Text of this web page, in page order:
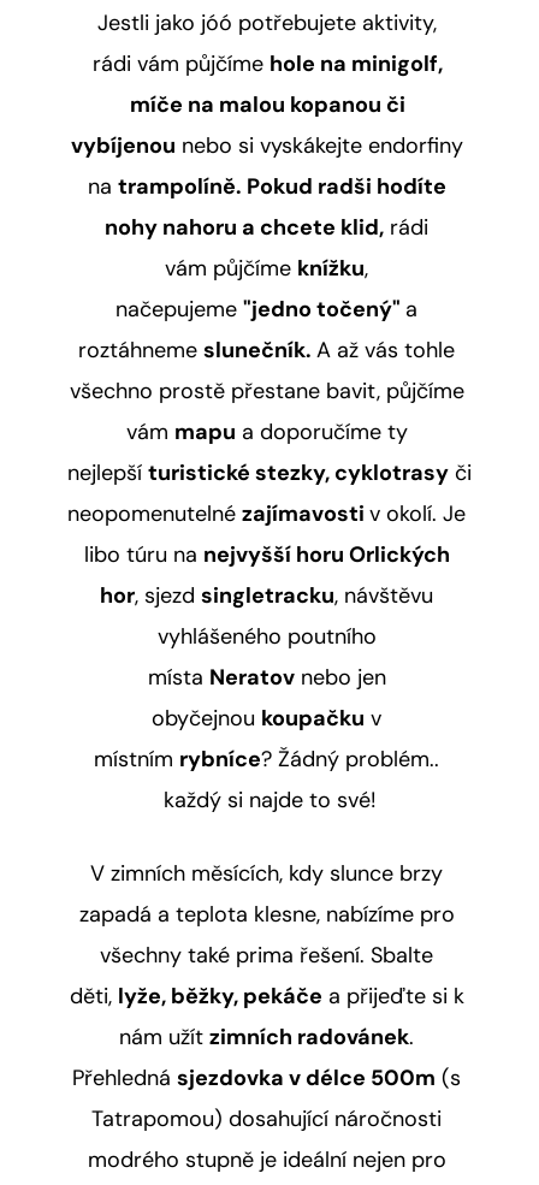
Jestli jako jóó potřebujete aktivity,
rádi vám půjčíme hole na minigolf,
míče na malou kopanou či
vybíjenou nebo si vyskákejte endorfiny
na trampolíně. Pokud radši hodíte
nohy nahoru a chcete klid, rádi
vám půjčíme knížku,
načepujeme "jedno točený" a
roztáhneme slunečník. A až vás tohle
všechno prostě přestane bavit, půjčíme
vám mapu a doporučíme ty
nejlepší turistické stezky, cyklotrasy či
neopomenutelné zajímavosti v okolí. Je
libo túru na nejvyšší horu Orlických
hor, sjezd singletracku, návštěvu
vyhlášeného poutního
místa Neratov nebo jen
obyčejnou koupačku v
místním rybníce? Žádný problém..
každý si najde to své!
V zimních měsících, kdy slunce brzy
zapadá a teplota klesne, nabízíme pro
všechny také prima řešení. Sbalte
děti, lyže, běžky, pekáče a přijeďte si k
nám užít zimních radovánek.
Přehledná sjezdovka v délce 500m (s
Tatrapomou) dosahující náročnosti
modrého stupně je ideální nejen pro